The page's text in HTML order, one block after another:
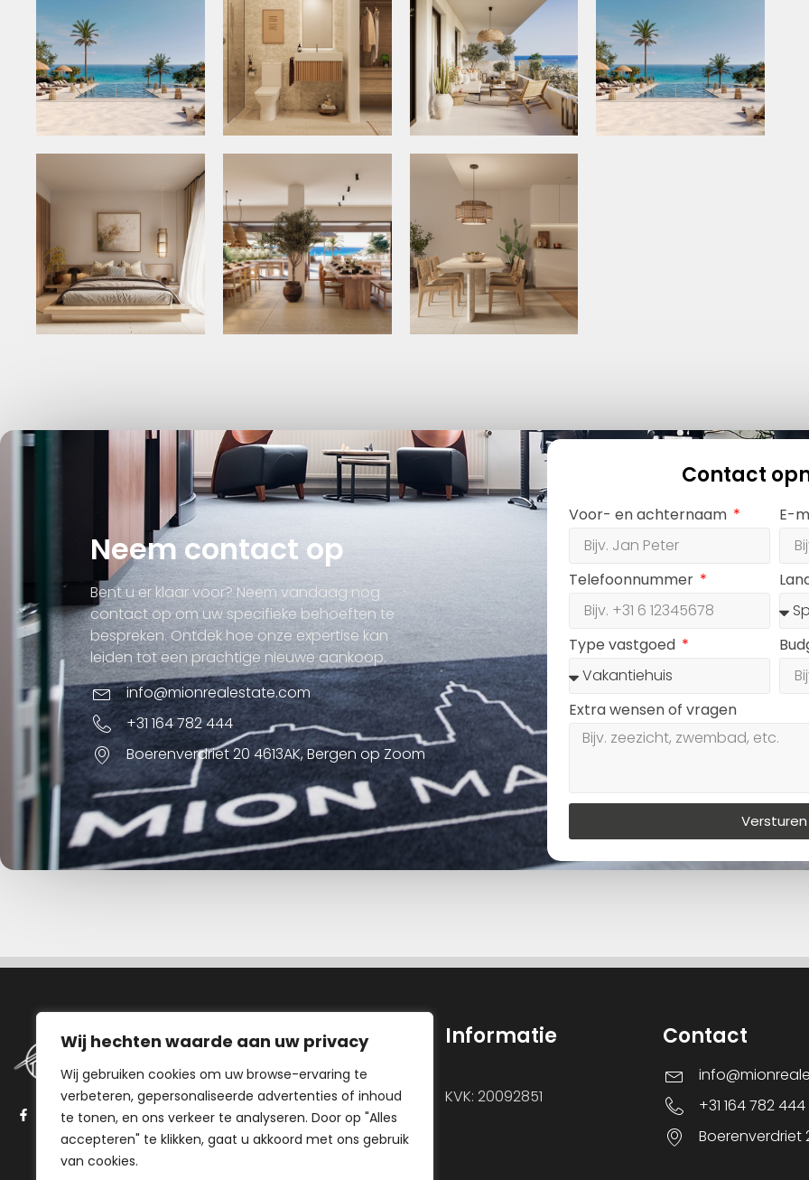
Wij hechten waarde aan uw privacy
Wij gebruiken cookies om uw browse-ervaring te
verbeteren, gepersonaliseerde advertenties of inhoud
te tonen, en ons verkeer te analyseren. Door op "Alles
accepteren" te klikken, gaat u akkoord met ons gebruik
van cookies.
Neem contact op
Bent u er klaar voor? Neem vandaag nog
contact op om uw specifieke behoeften te
bespreken. Ontdek hoe onze expertise kan
leiden tot een prachtige nieuwe aankoop.
info@mionrealestate.com
+31 164 782 444
Boerenverdriet 20 4613AK, Bergen op Zoom
Contact
Voor- en achternaam E-
Telefoonnummer
Type vastgoed
Extra wensen of vragen
Versturen
Navigatie
Aanbod
Stappenplan
Onze aanpak
Informatie
KVK: 20092851
Contact
+31 164 782 444
Boerenverdriet